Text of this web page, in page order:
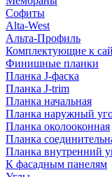
Софиты
Alta-West
Альта-Профиль
Комплектующие к
Финишные планки
Планка J-фаска
Планка J-trim
Планка начальная
Планка наружный
Планка околооконная
Планка
Планка внутренний
К фасадным панелям